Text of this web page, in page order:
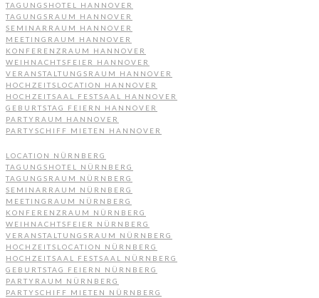
TAGUNGSHOTEL HANNOVER
TAGUNGSRAUM HANNOVER
SEMINARRAUM HANNOVER
MEETINGRAUM HANNOVER
KONFERENZRAUM HANNOVER
WEIHNACHTSFEIER HANNOVER
VERANSTALTUNGSRAUM HANNOVER
HOCHZEITSLOCATION HANNOVER
HOCHZEITSAAL FESTSAAL HANNOVER
GEBURTSTAG FEIERN HANNOVER
PARTYRAUM HANNOVER
PARTYSCHIFF MIETEN HANNOVER
LOCATION NÜRNBERG
TAGUNGSHOTEL NÜRNBERG
TAGUNGSRAUM NÜRNBERG
SEMINARRAUM NÜRNBERG
MEETINGRAUM NÜRNBERG
KONFERENZRAUM NÜRNBERG
WEIHNACHTSFEIER NÜRNBERG
VERANSTALTUNGSRAUM NÜRNBERG
HOCHZEITSLOCATION NÜRNBERG
HOCHZEITSAAL FESTSAAL NÜRNBERG
GEBURTSTAG FEIERN NÜRNBERG
PARTYRAUM NÜRNBERG
PARTYSCHIFF MIETEN NÜRNBERG